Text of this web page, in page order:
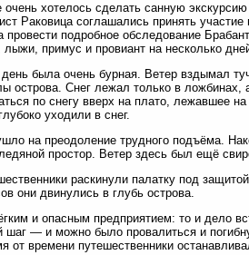
хотелось сделать санную экскурсию
Раковица соглашались принять
провести подробное обследование
лыжи, примус и провиант на несколько
день была очень бурная. Ветер вздымал
острова. Снег лежал только в
по снегу вверх на плато, лежавшее
уходили в снег.
на преодоление трудного подъёма.
простор. Ветер здесь был ещё
раскинули палатку под
они двинулись в глубь острова.
и опасным предприятием: то и дело
шаг — и можно было провалиться и
от времени путешественники